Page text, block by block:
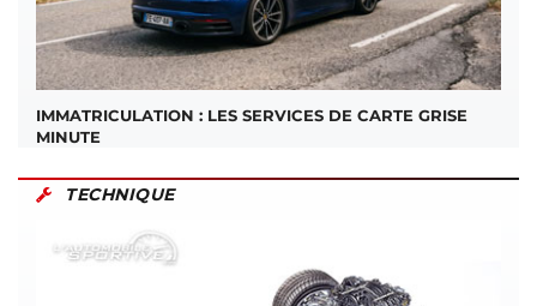
IMMATRICULATION : LES SERVICES DE CARTE GRISE
MINUTE
TECHNIQUE